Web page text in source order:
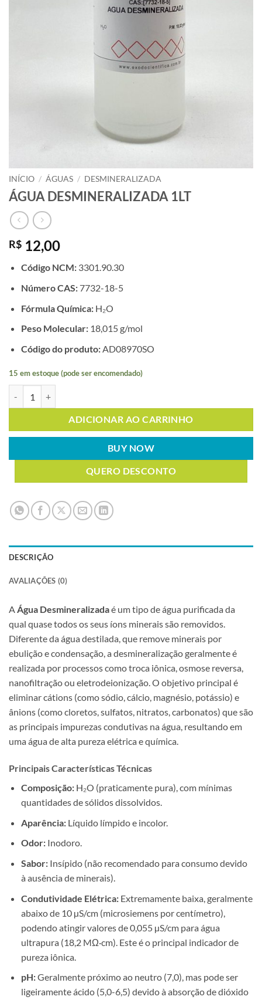
INÍCIO / ÁGUAS / DESMINERALIZADA
ÁGUA DESMINERALIZADA 1LT
R$ 12,00
Código NCM:3301.90.30
Número CAS:7732-18-5
Fórmula Química:H₂O
Peso Molecular:18,015 g/mol
Código do produto:AD08970SO
15 em estoque (pode ser encomendado)
ADICIONAR AO CARRINHO
BUY NOW
QUERO DESCONTO
DESCRIÇÃO
AVALIAÇÕES (0)
AÁgua Desmineralizadaé um tipo de água purificada da
qual quase todos os seus íons minerais são removidos.
Diferente da água destilada, que remove minerais por
ebulição e condensação, a desmineralização geralmente é
realizada por processos como troca iônica, osmose reversa,
nanofiltração ou eletrodeionização. O objetivo principal é
eliminar cátions (como sódio, cálcio, magnésio, potássio) e
ânions (como cloretos, sulfatos, nitratos, carbonatos) que são
as principais impurezas condutivas na água, resultando em
uma água de alta pureza elétrica e química.
Principais Características Técnicas
Composição:H₂O (praticamente pura), com mínimas
quantidades de sólidos dissolvidos.
Aparência:Líquido límpido e incolor.
Odor:Inodoro.
Sabor:Insípido (não recomendado para consumo devido
à ausência de minerais).
Condutividade Elétrica:Extremamente baixa, geralmente
abaixo de 10 µS/cm (microsiemens por centímetro),
podendo atingir valores de 0,055 µS/cm para água
ultrapura (18,2 MΩ·cm). Este é o principal indicador de
pureza iônica.
pH:Geralmente próximo ao neutro (7,0), mas pode ser
ligeiramente ácido (5,0-6,5) devido à absorção de dióxido